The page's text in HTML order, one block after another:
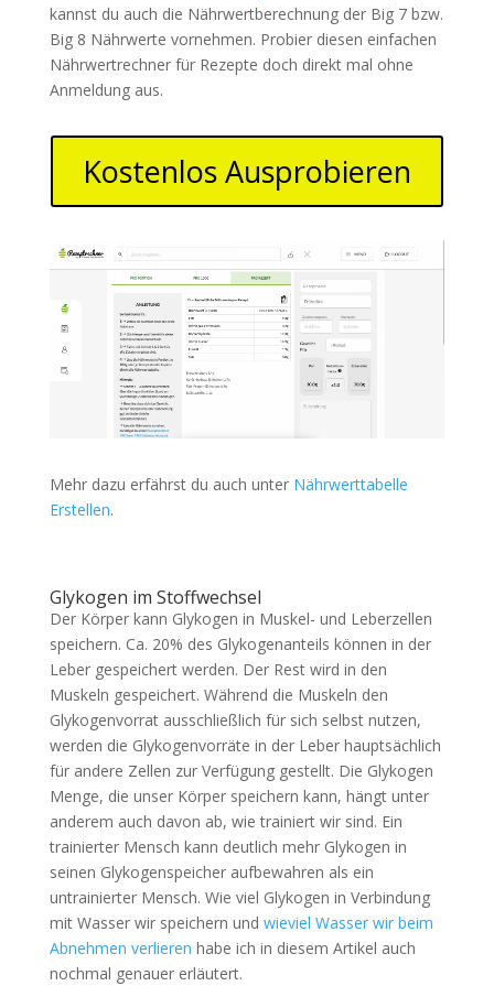
kannst du auch die Nährwertberechnung der Big 7 bzw.
Big 8 Nährwerte vornehmen. Probier diesen einfachen
Nährwertrechner für Rezepte doch direkt mal ohne
Anmeldung aus.
Kostenlos Ausprobieren
Mehr dazu erfährst du auch unter Nährwerttabelle
Erstellen.
Glykogen im Stoffwechsel
Der Körper kann Glykogen in Muskel- und Leberzellen
speichern. Ca. 20% des Glykogenanteils können in der
Leber gespeichert werden. Der Rest wird in den
Muskeln gespeichert. Während die Muskeln den
Glykogenvorrat ausschließlich für sich selbst nutzen,
werden die Glykogenvorräte in der Leber hauptsächlich
für andere Zellen zur Verfügung gestellt. Die Glykogen
Menge, die unser Körper speichern kann, hängt unter
anderem auch davon ab, wie trainiert wir sind. Ein
trainierter Mensch kann deutlich mehr Glykogen in
seinen Glykogenspeicher aufbewahren als ein
untrainierter Mensch. Wie viel Glykogen in Verbindung
mit Wasser wir speichern und wieviel Wasser wir beim
Abnehmen verlieren habe ich in diesem Artikel auch
nochmal genauer erläutert.